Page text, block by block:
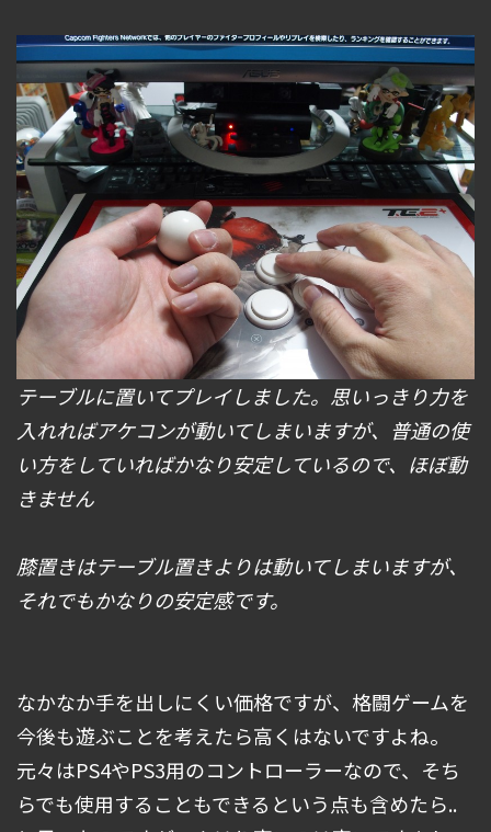
テーブルに置いてプレイしました。思いっきり力を
入れればアケコンが動いてしまいますが、普通の使
い方をしていればかなり安定しているので、ほぼ動
きません
膝置きはテーブル置きよりは動いてしまいますが、
それでもかなりの安定感です。
なかなか手を出しにくい価格ですが、格闘ゲームを
今後も遊ぶことを考えたら高くはないですよね。
元々はPS4やPS3用のコントローラーなので、そち
らでも使用することもできるという点も含めたら..